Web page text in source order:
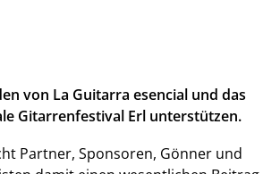
von La Guitarra esencial und das
Gitarrenfestival Erl unterstützen.
Partner, Sponsoren, Gönner und